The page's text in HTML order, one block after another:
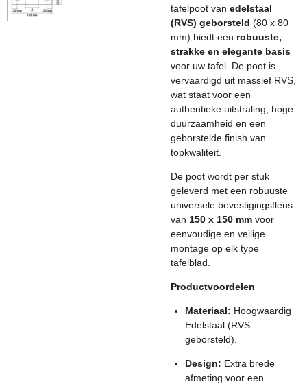
tafelpoot van edelstaal
(RVS) geborsteld (80 x 80
mm) biedt een robuuste,
strakke en elegante basis
voor uw tafel. De poot is
vervaardigd uit massief RVS,
wat staat voor een
authentieke uitstraling, hoge
duurzaamheid en een
geborstelde finish van
topkwaliteit.
De poot wordt per stuk
geleverd met een robuuste
universele bevestigingsflens
van 150 x 150 mm voor
eenvoudige en veilige
montage op elk type
tafelblad.
Productvoordelen
Materiaal: Hoogwaardig
Edelstaal (RVS
geborsteld).
Design: Extra brede
afmeting voor een